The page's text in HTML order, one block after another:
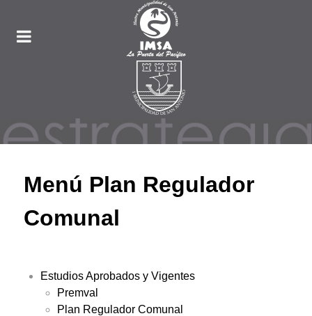
Menú Plan Regulador
Comunal
Estudios Aprobados y Vigentes
Premval
Plan Regulador Comunal